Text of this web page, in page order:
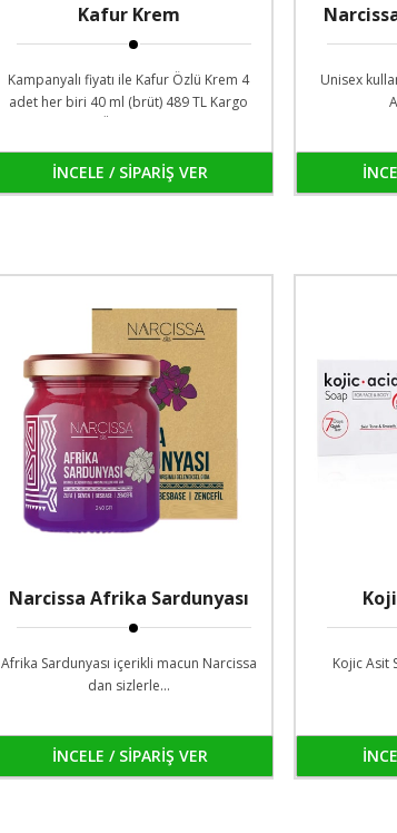
Kafur Krem
Kampanyalı fiyatı ile Kafur Özlü Krem 4
adet her biri 40 ml (brüt) 489 TL Kargo
İNCELE / SİPARİŞ VER
Unisex
Narcissa Afrika Sardunyası
Afrika Sardunyası içerikli macun Narcissa
dan sizlerle...
İNCELE / SİPARİŞ VER
Kojic Asit